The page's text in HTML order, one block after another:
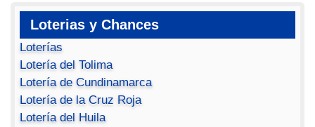
Loterias y Chances
Loterías
Lotería del Tolima
Lotería de Cundinamarca
Lotería de la Cruz Roja
Lotería del Huila